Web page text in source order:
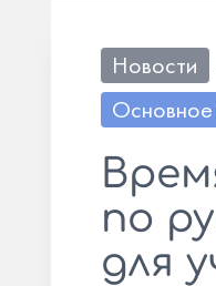
Новости
по
для